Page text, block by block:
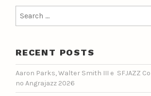
for:
RECENT POSTS
Aaron Parks, Walter Smith III e SFJAZZ
no Angrajazz 2026